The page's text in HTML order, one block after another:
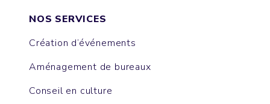
NOS SERVICES
Création d’événements
Aménagement de bureaux
Conseil en culture